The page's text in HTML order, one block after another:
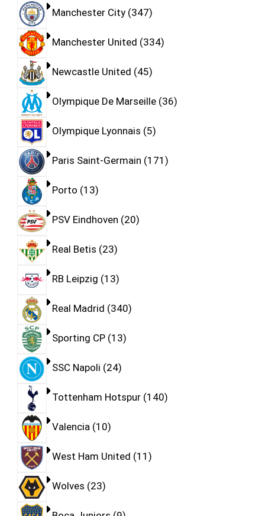
Manchester City 347
Manchester United 334
Newcastle United 45
Olympique De Marseille 36
Olympique Lyonnais 5
Paris Saint-Germain 171
Porto 13
PSV Eindhoven 20
Real Betis 23
RB Leipzig 13
Real Madrid 340
Sporting CP 13
SSC Napoli 24
Tottenham Hotspur 140
Valencia 10
West Ham United 11
Wolves 23